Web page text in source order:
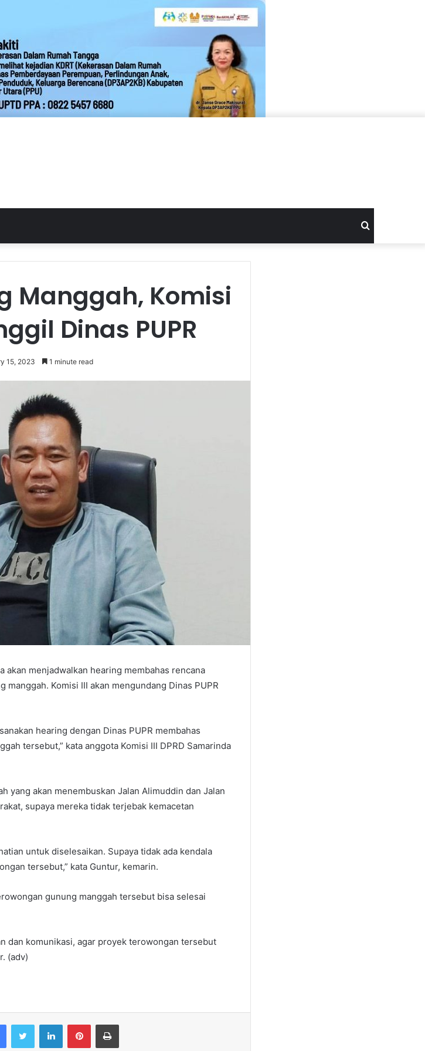
Manggah, Komisi
Dinas PUPR
15, 2023 1 minute read
akan menjadwalkan hearing membahas rencana
Komisi III akan mengundang Dinas PUPR
hearing dengan Dinas PUPR membahas
tersebut,” kata anggota Komisi III DPRD Samarinda
yang akan menembuskan Jalan Alimuddin dan Jalan
supaya mereka tidak terjebak kemacetan
untuk diselesaikan. Supaya tidak ada kendala
tersebut,” kata Guntur, kemarin.
gunung manggah tersebut bisa selesai
dan komunikasi, agar proyek terowongan tersebut
(adv)
FacebookTwitter LinkedInPinterestPrint